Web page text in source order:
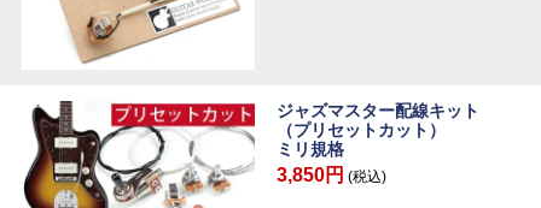
ジャズマスター配線キット
（プリセットカット）
ミリ規格
3,850円 (税込)